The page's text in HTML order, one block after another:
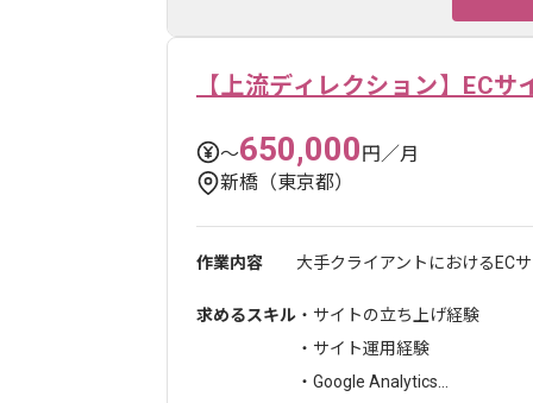
【上流ディレクション】EC
〜650,000円／月
新橋（東京都）
作業内容 大手クライアントにおけるEC
求めるスキル ・サイトの立ち上げ経験
・サイト運用経験
・Google Analytics...